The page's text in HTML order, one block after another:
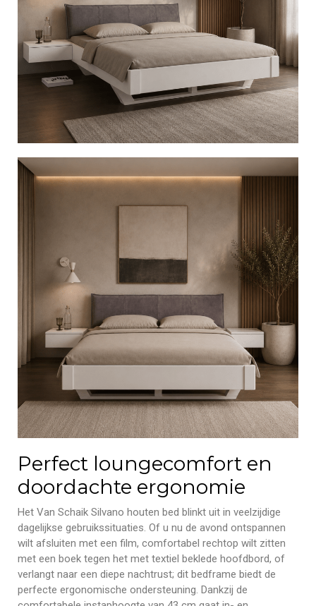
Perfect loungecomfort en
doordachte ergonomie
Het Van Schaik Silvano houten bed blinkt uit in veelzijdige
dagelijkse gebruikssituaties. Of u nu de avond ontspannen
wilt afsluiten met een film, comfortabel rechtop wilt zitten
met een boek tegen het met textiel beklede hoofdbord, of
verlangt naar een diepe nachtrust; dit bedframe biedt de
perfecte ergonomische ondersteuning. Dankzij de